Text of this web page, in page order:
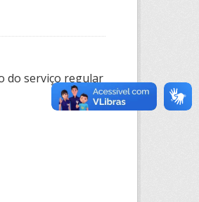
do serviço regular